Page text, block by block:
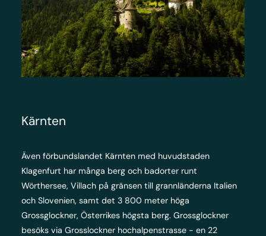
Kärnten
Även förbundslandet Kärnten med huvudstaden
Klagenfurt har många berg och badorter runt
Wörthersee, Villach på gränsen till grannländerna Italien
och Slovenien, samt det 3 800 meter höga
Grossglockner, Österrikes högsta berg. Grossglockner
besöks via Grosslockner hochalpenstrasse - en 22